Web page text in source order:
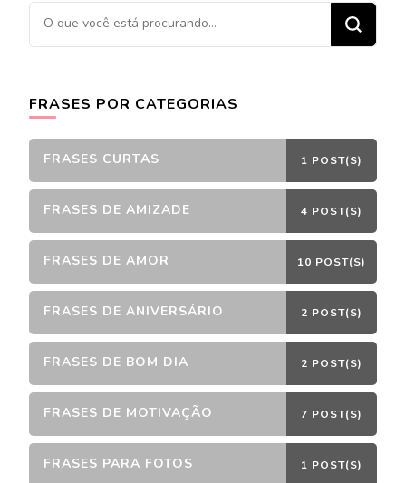
Procurando
algo?
FRASES POR CATEGORIAS
FRASES CURTAS 1 POST(S)
FRASES DE AMIZADE 4 POST(S)
FRASES DE AMOR 10 POST(S)
FRASES DE ANIVERSÁRIO 2 POST(S)
FRASES DE BOM DIA 2 POST(S)
FRASES DE MOTIVAÇÃO 7 POST(S)
FRASES PARA FOTOS 1 POST(S)